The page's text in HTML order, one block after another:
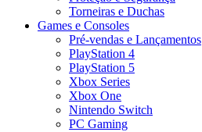
Torneiras e Duchas
Games e Consoles
Pré-vendas e Lançamentos
PlayStation 4
PlayStation 5
Xbox Series
Xbox One
Nintendo Switch
PC Gaming